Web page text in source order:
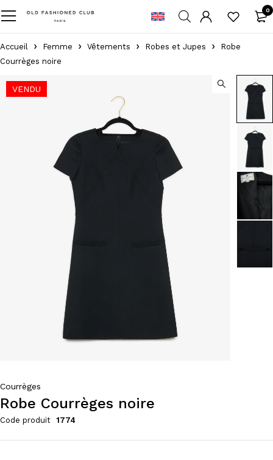
0
Accueil Femme Vêtements Robes et Jupes
Robe
Courrèges noire
VENDU
Courrèges
Robe Courrèges noire
Code produit 1774